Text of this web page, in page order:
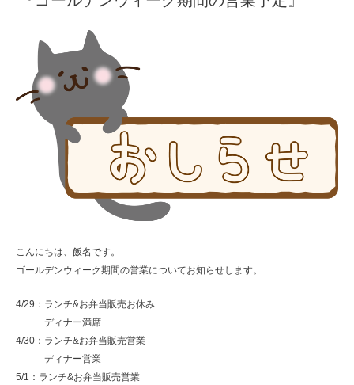
こんにちは、飯名です。
ゴールデンウィーク期間の営業についてお知らせします。
4/29：ランチ&お弁当販売お休み
ディナー満席
4/30：ランチ&お弁当販売営業
ディナー営業
5/1：ランチ&お弁当販売営業